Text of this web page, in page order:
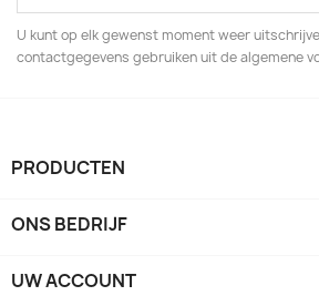
U kunt op elk gewenst moment weer
contactgegevens gebruiken uit de algemene
PRODUCTEN
ONS BEDRIJF
UW ACCOUNT